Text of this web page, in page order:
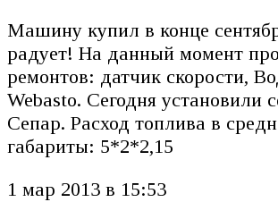
Машину купил в конце
радует! На данный момент
ремонтов: датчик скорости,
Webasto. Сегодня установили
Сепар. Расход топлива в
габариты: 5*2*2,15
1 мар 2013 в 15:53